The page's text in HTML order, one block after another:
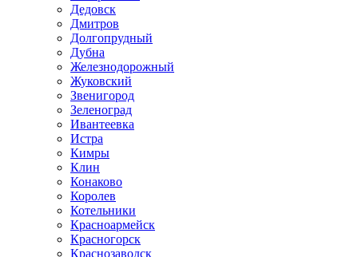
Дедовск
Дмитров
Долгопрудный
Дубна
Железнодорожный
Жуковский
Звенигород
Зеленоград
Ивантеевка
Истра
Кимры
Клин
Конаково
Королев
Котельники
Красноармейск
Красногорск
Краснозаводск